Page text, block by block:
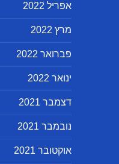
אפריל 2022
מרץ 2022
פברואר 2022
ינואר 2022
דצמבר 2021
נובמבר 2021
אוקטובר 2021